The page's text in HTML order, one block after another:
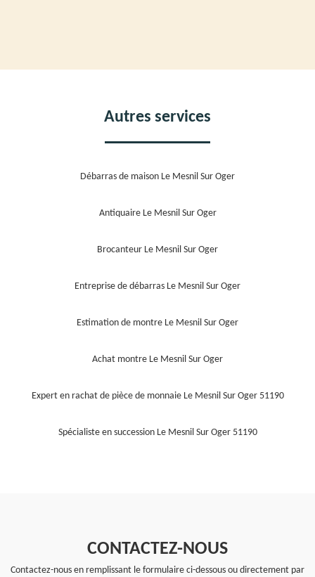
Autres services
Débarras de maison Le Mesnil Sur Oger
Antiquaire Le Mesnil Sur Oger
Brocanteur Le Mesnil Sur Oger
Entreprise de débarras Le Mesnil Sur Oger
Estimation de montre Le Mesnil Sur Oger
Achat montre Le Mesnil Sur Oger
Expert en rachat de pièce de monnaie Le Mesnil Sur Oger 51190
Spécialiste en succession Le Mesnil Sur Oger 51190
CONTACTEZ-NOUS
Contactez-nous en remplissant le formulaire ci-dessous ou directement par